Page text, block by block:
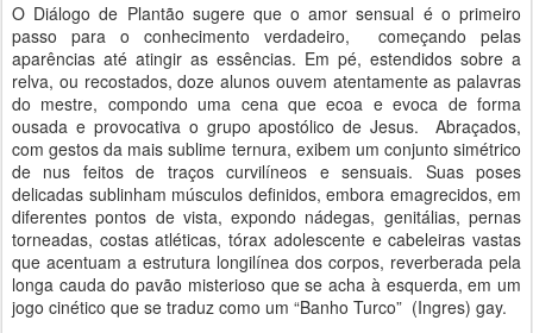
O Diálogo de Plantão sugere que o amor sensual é o primeiro
passo para o conhecimento verdadeiro, começando pelas
aparências até atingir as essências. Em pé, estendidos sobre a
relva, ou recostados, doze alunos ouvem atentamente as palavras
do mestre, compondo uma cena que ecoa e evoca de forma
ousada e provocativa o grupo apostólico de Jesus. Abraçados,
com gestos da mais sublime ternura, exibem um conjunto simétrico
de nus feitos de traços curvilíneos e sensuais. Suas poses
delicadas sublinham músculos definidos, embora emagrecidos, em
diferentes pontos de vista, expondo nádegas, genitálias, pernas
torneadas, costas atléticas, tórax adolescente e cabeleiras vastas
que acentuam a estrutura longilínea dos corpos, reverberada pela
longa cauda do pavão misterioso que se acha à esquerda, em um
jogo cinético que se traduz como um “Banho Turco” (Ingres) gay.